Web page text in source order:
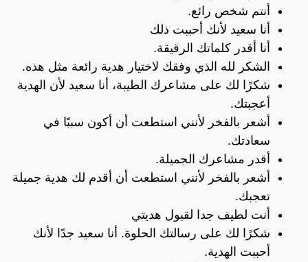
أنتم شخص رائع.
أنا سعيد لأنك أحببت ذلك
أنا أقدر كلماتك الرقيقة.
الشكر لله الذي وفقك لاختيار هدية رائعة مثل هذه.
شكرًا لك على مشاعرك الطيبة، أنا سعيد لأن الهدية
أعجبتك.
أشعر بالفخر لأنني استطعت أن أكون سببًا في
سعادتك.
أقدر مشاعرك الجميلة.
أشعر بالفخر لأنني استطعت أن أقدم لك هدية جميلة
تعجبك.
أنت لطيف جدا لقبول هديتي
شكرًا لك على رسالتك الحلوة. أنا سعيد جدًا لأنك
أحببت الهدية.